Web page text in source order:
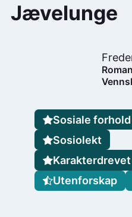
Jævelunge
Sosiale forhold
Sosiolekt
Utenforskap